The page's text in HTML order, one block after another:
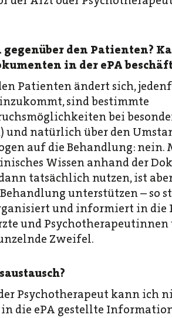
den Patienten?
in der ePA
Patienten ändert sich,
sind bestimmte
bei
natürlich über den
auf die Behandlung: nein.
Wissen anhand der
tatsächlich nutzen, ist
unterstützen – so
und informiert in die
und Psychotherapeutinnen
Zweifel.
Psychotherapeut kann ich
in die ePA gestellte